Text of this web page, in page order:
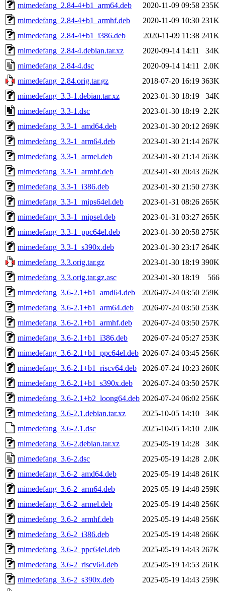
mimedefang_2.84-4+b1_arm64.deb
2020-11-09 09:58 235K
mimedefang_2.84-4+b1_armhf.deb
2020-11-09 10:30 231K
mimedefang_2.84-4+b1_i386.deb
2020-11-09 11:38 241K
mimedefang_2.84-4.debian.tar.xz
2020-09-14 14:11
34K
mimedefang_2.84-4.dsc
2020-09-14 14:11
2.0K
mimedefang_2.84.orig.tar.gz
2018-07-20 16:19 363K
mimedefang_3.3-1.debian.tar.xz
2023-01-30 18:19
34K
mimedefang_3.3-1.dsc
2023-01-30 18:19 2.2K
mimedefang_3.3-1_amd64.deb
2023-01-30 20:12 269K
mimedefang_3.3-1_arm64.deb
2023-01-30 21:14 267K
mimedefang_3.3-1_armel.deb
2023-01-30 21:14 263K
mimedefang_3.3-1_armhf.deb
2023-01-30 20:43 262K
mimedefang_3.3-1_i386.deb
2023-01-30 21:50 273K
mimedefang_3.3-1_mips64el.deb
2023-01-31 08:26 265K
mimedefang_3.3-1_mipsel.deb
2023-01-31 03:27 265K
mimedefang_3.3-1_ppc64el.deb
2023-01-30 20:58 275K
mimedefang_3.3-1_s390x.deb
2023-01-30 23:17 264K
mimedefang_3.3.orig.tar.gz
2023-01-30 18:19 390K
mimedefang_3.3.orig.tar.gz.asc
2023-01-30 18:19
566
mimedefang_3.6-2.1+b1_amd64.deb
2026-07-24 03:50 259K
mimedefang_3.6-2.1+b1_arm64.deb
2026-07-24 03:50 253K
mimedefang_3.6-2.1+b1_armhf.deb
2026-07-24 03:50 257K
mimedefang_3.6-2.1+b1_i386.deb
2026-07-24 05:27 253K
mimedefang_3.6-2.1+b1_ppc64el.deb 2026-07-24 03:45 256K
mimedefang_3.6-2.1+b1_riscv64.deb
2026-07-24 10:23 260K
mimedefang_3.6-2.1+b1_s390x.deb
2026-07-24 03:50 257K
mimedefang_3.6-2.1+b2_loong64.deb 2026-07-24 06:02 256K
mimedefang_3.6-2.1.debian.tar.xz
2025-10-05 14:10
34K
mimedefang_3.6-2.1.dsc
2025-10-05 14:10 2.0K
mimedefang_3.6-2.debian.tar.xz
2025-05-19 14:28
34K
mimedefang_3.6-2.dsc
2025-05-19 14:28 2.0K
mimedefang_3.6-2_amd64.deb
2025-05-19 14:48 261K
mimedefang_3.6-2_arm64.deb
2025-05-19 14:48 259K
mimedefang_3.6-2_armel.deb
2025-05-19 14:48 256K
mimedefang_3.6-2_armhf.deb
2025-05-19 14:48 256K
mimedefang_3.6-2_i386.deb
2025-05-19 14:48 266K
mimedefang_3.6-2_ppc64el.deb
2025-05-19 14:43 267K
mimedefang_3.6-2_riscv64.deb
2025-05-19 14:53 261K
mimedefang_3.6-2_s390x.deb
2025-05-19 14:43 259K